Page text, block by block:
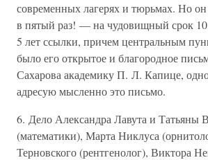
современных лагерях и тюрьмах. Но
в пятый раз! — на чудовищный срок 10
5 лет ссылки, причем центральным
было его открытое и благородное
Сахарова академику П. Л. Капице,
адресую мысленно это письмо.
6. Дело Александра Лавута и Татьяны
(математики), Марта Никлуса
Терновского (рентгенолог), Виктора